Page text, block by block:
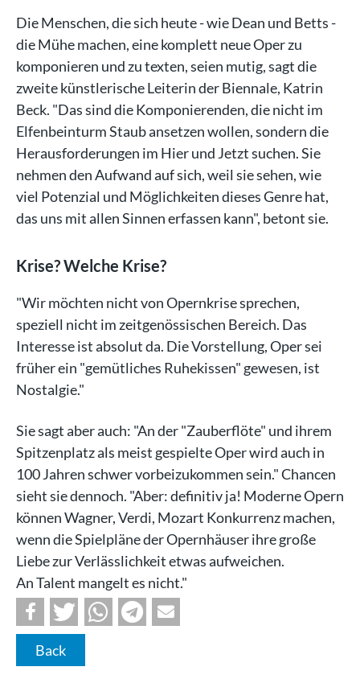
Die Menschen, die sich heute - wie Dean und Betts -
die Mühe machen, eine komplett neue Oper zu
komponieren und zu texten, seien mutig, sagt die
zweite künstlerische Leiterin der Biennale, Katrin
Beck. "Das sind die Komponierenden, die nicht im
Elfenbeinturm Staub ansetzen wollen, sondern die
Herausforderungen im Hier und Jetzt suchen. Sie
nehmen den Aufwand auf sich, weil sie sehen, wie
viel Potenzial und Möglichkeiten dieses Genre hat,
das uns mit allen Sinnen erfassen kann", betont sie.
Krise? Welche Krise?
"Wir möchten nicht von Opernkrise sprechen,
speziell nicht im zeitgenössischen Bereich. Das
Interesse ist absolut da. Die Vorstellung, Oper sei
früher ein "gemütliches Ruhekissen" gewesen, ist
Nostalgie."
Sie sagt aber auch: "An der "Zauberflöte" und ihrem
Spitzenplatz als meist gespielte Oper wird auch in
100 Jahren schwer vorbeizukommen sein." Chancen
sieht sie dennoch. "Aber: definitiv ja! Moderne Opern
können Wagner, Verdi, Mozart Konkurrenz machen,
wenn die Spielpläne der Opernhäuser ihre große
Liebe zur Verlässlichkeit etwas aufweichen.
An Talent mangelt es nicht."
Back